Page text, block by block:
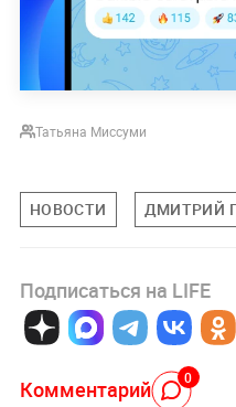
Татьяна Миссуми
НОВОСТИ ДМИТРИЙ
Подписаться на LIFE
Комментарий 0